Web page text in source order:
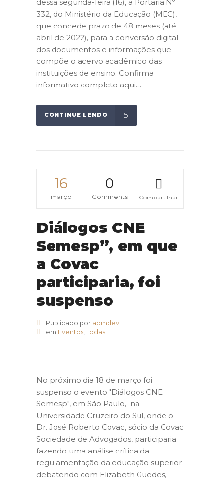
dessa segunda-feira (16), a Portaria Nº
332, do Ministério da Educação (MEC),
que concede prazo de 48 meses (até
abril de 2022), para a conversão digital
dos documentos e informações que
compõe o acervo acadêmico das
instituições de ensino. Confirma
informativo completo aqui....
CONTINUE LENDO
16
março
0
Comments Compartilhar
Diálogos CNE
Semesp”, em que
a Covac
participaria, foi
suspenso
Publicado por admdev
em Eventos Todas
No próximo dia 18 de março foi
suspenso o evento "Diálogos CNE
Semesp", em São Paulo, na
Universidade Cruzeiro do Sul, onde o
Dr. José Roberto Covac, sócio da Covac
Sociedade de Advogados, participaria
fazendo uma análise crítica da
regulamentação da educação superior
debatendo com Elizabeth Guedes,